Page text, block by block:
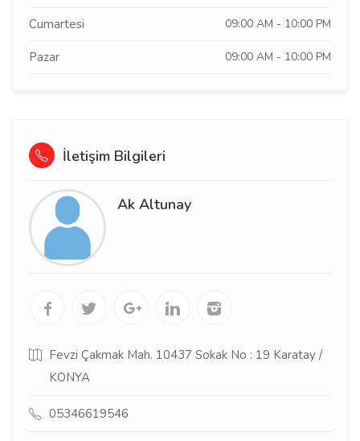
Cumartesi 09:00 AM - 10:00 PM
Pazar 09:00 AM - 10:00 PM
İletişim Bilgileri
Ak Altunay
Fevzi Çakmak Mah. 10437 Sokak No : 19 Karatay /
KONYA
05346619546